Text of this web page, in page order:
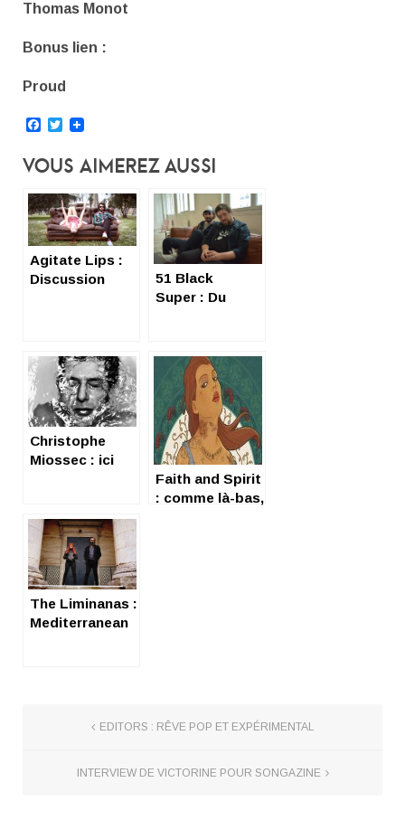
Thomas Monot
Bonus lien :
Proud
Facebook
Twitter
Vous Aimerez Aussi
Agitate Lips :
Discussion
51 Black
Super : Du
Christophe
Miossec : ici
Faith and Spirit
: comme là-bas,
The Liminanas :
Mediterranean
EDITORS : RÊVE POP ET EXPÉRIMENTAL
INTERVIEW DE VICTORINE POUR SONGAZINE